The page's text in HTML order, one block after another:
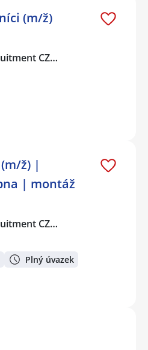
(m/ž)
CZ…
ž) |
| montáž
CZ…
Plný úvazek